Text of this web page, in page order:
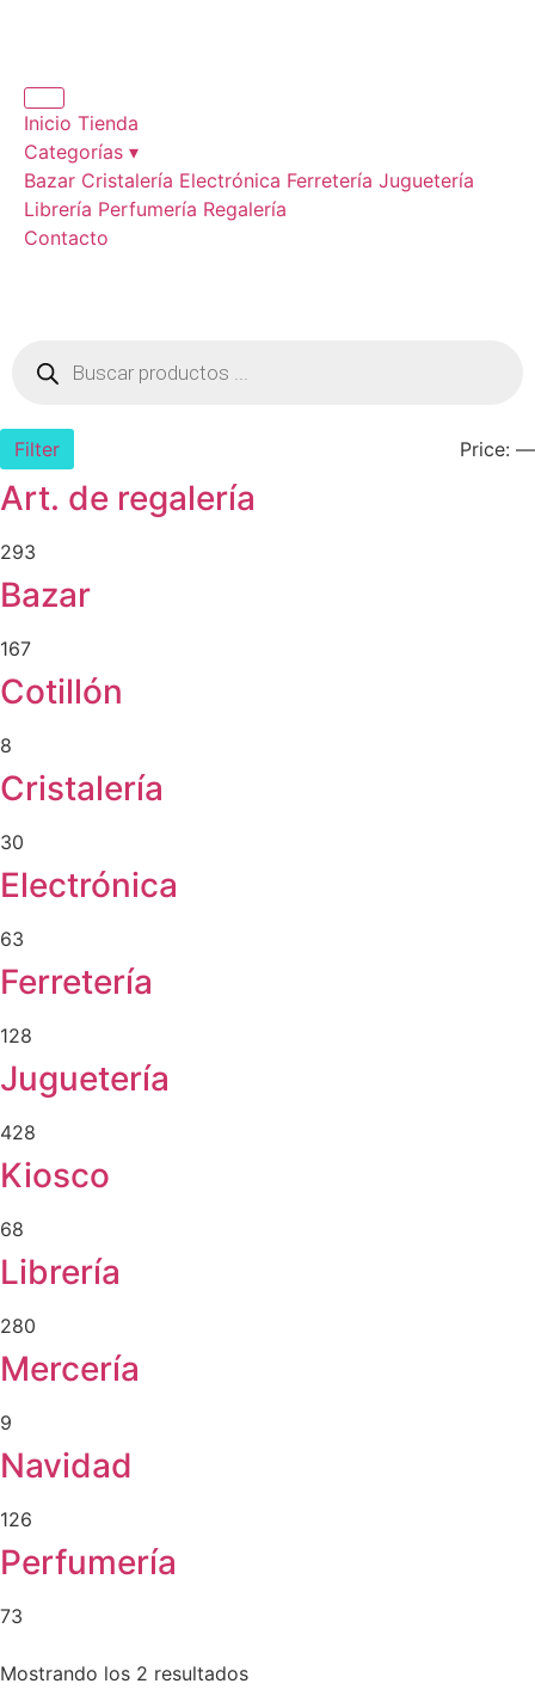
Inicio Tienda
Categorías ▾
Bazar Cristalería Electrónica Ferretería Juguetería
Librería Perfumería Regalería
Contacto
Filter Price: —
Art. de regalería
293
Bazar
167
Cotillón
8
Cristalería
30
Electrónica
63
Ferretería
128
Juguetería
428
Kiosco
68
Librería
280
Mercería
9
Navidad
126
Perfumería
73
Mostrando los 2 resultados